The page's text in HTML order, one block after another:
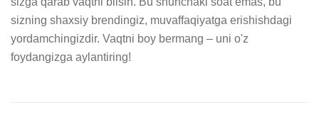
sizning shaxsiy brendingiz, muvaffaqiyatga erishishdagi
yordamchingizdir. Vaqtni boy bermang – uni o'z
foydangizga aylantiring!